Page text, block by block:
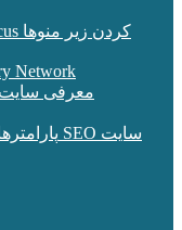
Network
معرفی سایت
پارامترهای متناقص با بهینه سازی سئو SEO سایت